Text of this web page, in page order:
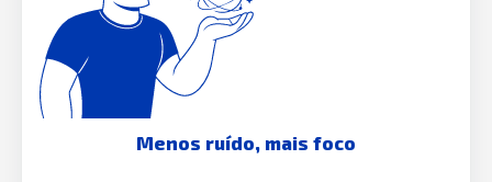
Menos ruído, mais foco